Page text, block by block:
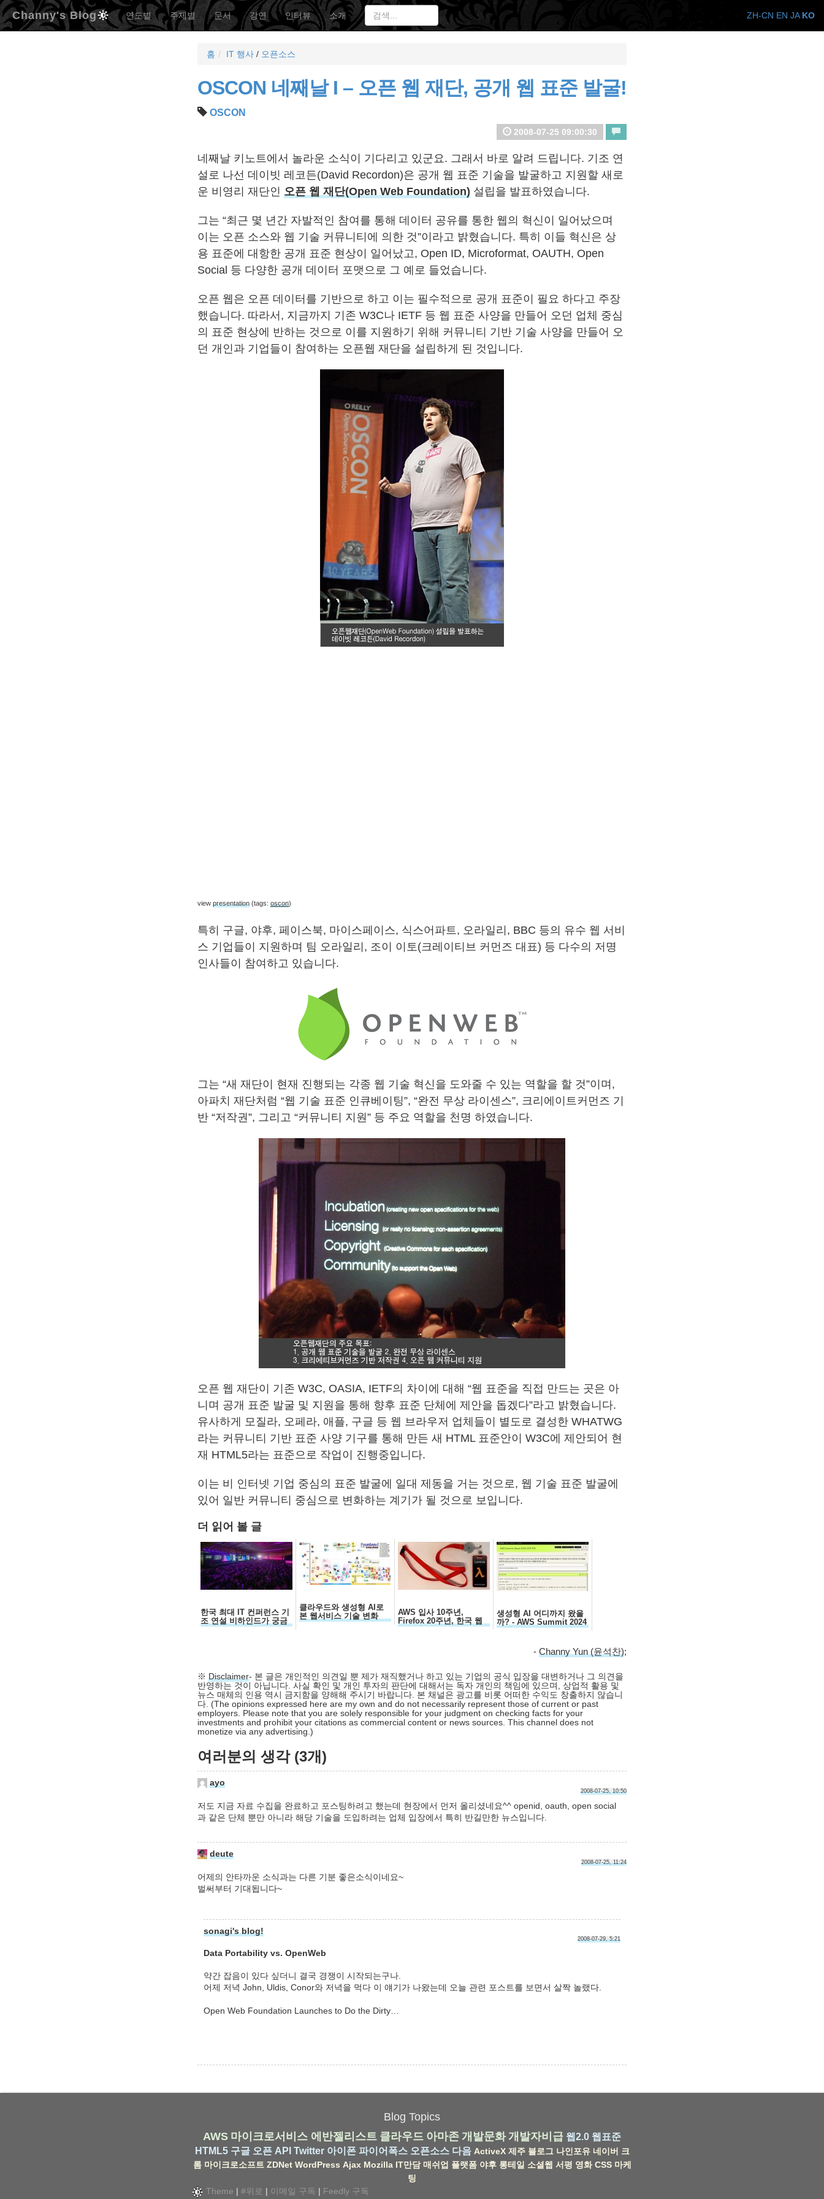
Channy's Blog 연도별 주제별 문서 강연 인터뷰 소개
홈 IT 행사 / 오픈소스
OSCON 네째날 I – 오픈 웹 재단, 공개 웹 표준 발굴!
OSCON
2008-07-25 09:00:30
네째날 키노트에서 놀라운 소식이 기다리고 있군요. 그래서 바로 알려 드립니다. 기조 연
설로 나선 데이빗 레코든(David Recordon)은 공개 웹 표준 기술을 발굴하고 지원할 새로
운 비영리 재단인 오픈 웹 재단(Open Web Foundation) 설립을 발표하였습니다.
그는 “최근 몇 년간 자발적인 참여를 통해 데이터 공유를 통한 웹의 혁신이 일어났으며
이는 오픈 소스와 웹 기술 커뮤니티에 의한 것”이라고 밝혔습니다. 특히 이들 혁신은 상
용 표준에 대항한 공개 표준 현상이 일어났고, Open ID, Microformat, OAUTH, Open
Social 등 다양한 공개 데이터 포맷으로 그 예로 들었습니다.
오픈 웹은 오픈 데이터를 기반으로 하고 이는 필수적으로 공개 표준이 필요 하다고 주장
했습니다. 따라서, 지금까지 기존 W3C나 IETF 등 웹 표준 사양을 만들어 오던 업체 중심
의 표준 현상에 반하는 것으로 이를 지원하기 위해 커뮤니티 기반 기술 사양을 만들어 오
던 개인과 기업들이 참여하는 오픈웹 재단을 설립하게 된 것입니다.
view presentation (tags: oscon)
특히 구글, 야후, 페이스북, 마이스페이스, 식스어파트, 오라일리, BBC 등의 유수 웹 서비
스 기업들이 지원하며 팀 오라일리, 조이 이토(크레이티브 커먼즈 대표) 등 다수의 저명
인사들이 참여하고 있습니다.
그는 “새 재단이 현재 진행되는 각종 웹 기술 혁신을 도와줄 수 있는 역할을 할 것”이며,
아파치 재단처럼 “웹 기술 표준 인큐베이팅”, “완전 무상 라이센스”, 크리에이트커먼즈 기
반 “저작권”, 그리고 “커뮤니티 지원” 등 주요 역할을 천명 하였습니다.
오픈 웹 재단이 기존 W3C, OASIA, IETF의 차이에 대해 “웹 표준을 직접 만드는 곳은 아
니며 공개 표준 발굴 및 지원을 통해 향후 표준 단체에 제안을 돕겠다”라고 밝혔습니다.
유사하게 모질라, 오페라, 애플, 구글 등 웹 브라우저 업체들이 별도로 결성한 WHATWG
라는 커뮤니티 기반 표준 사양 기구를 통해 만든 새 HTML 표준안이 W3C에 제안되어 현
재 HTML5라는 표준으로 작업이 진행중입니다.
이는 비 인터넷 기업 중심의 표준 발굴에 일대 제동을 거는 것으로, 웹 기술 표준 발굴에
있어 일반 커뮤니티 중심으로 변화하는 계기가 될 것으로 보입니다.
더 읽어 볼 글
한국 최대 IT 컨퍼런스 기
조 연설 비하인드가 궁금
하세요?
클라우드와 생성형 AI로
본 웹서비스 기술 변화
AWS 입사 10주년,
Firefox 20주년, 한국 웹
30주년...
생성형 AI 어디까지 왔을
까? - AWS Summit 2024
요약
- Channy Yun (윤석찬);
※ Disclaimer- 본 글은 개인적인 의견일 뿐 제가 재직했거나 하고 있는 기업의 공식 입장을 대변하거나 그 의견을
반영하는 것이 아닙니다. 사실 확인 및 개인 투자의 판단에 대해서는 독자 개인의 책임에 있으며, 상업적 활용 및
뉴스 매체의 인용 역시 금지함을 양해해 주시기 바랍니다. 본 채널은 광고를 비롯 어떠한 수익도 창출하지 않습니
다. (The opinions expressed here are my own and do not necessarily represent those of current or past
employers. Please note that you are solely responsible for your judgment on checking facts for your
investments and prohibit your citations as commercial content or news sources. This channel does not
monetize via any advertising.)
여러분의 생각 (3개)
ayo
2008-07-25, 10:50
저도 지금 자료 수집을 완료하고 포스팅하려고 했는데 현장에서 먼저 올리셨네요^^ openid, oauth, open social
과 같은 단체 뿐만 아니라 해당 기술을 도입하려는 업체 입장에서 특히 반길만한 뉴스입니다.
deute
2008-07-25, 11:24
어제의 안타까운 소식과는 다른 기분 좋은소식이네요~
벌써부터 기대됩니다~
sonagi's blog!
2008-07-29, 5:21
Data Portability vs. OpenWeb
약간 잡음이 있다 싶더니 결국 경쟁이 시작되는구나.
어제 저녁 John, Uldis, Conor와 저녁을 먹다 이 얘기가 나왔는데 오늘 관련 포스트를 보면서 살짝 놀랬다.
Open Web Foundation Launches to Do the Dirty…
Blog Topics
AWS 마이크로서비스 에반젤리스트 클라우드 아마존 개발문화 개발자비급 웹2.0 웹표준
HTML5 구글 오픈 API Twitter 아이폰 파이어폭스 오픈소스 다음 ActiveX 제주 블로그 나인포유 네이버 크
롬 마이크로소프트 ZDNet WordPress Ajax Mozilla IT만담 매쉬업 플랫폼 야후 롱테일 소셜웹 서평 영화 CSS 마케
팅
Theme | #위로 | 이메일 구독 | Feedly 구독
ZH-CN EN JA KO